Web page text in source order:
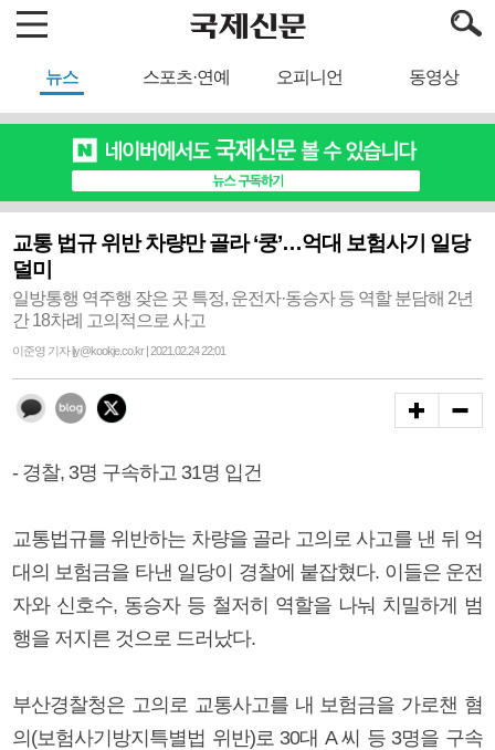
뉴스 스포츠·연예 오피니언 동영상
교통 법규 위반 차량만 골라 ‘쿵’…억대 보험사기 일당
덜미
일방통행 역주행 잦은 곳 특정, 운전자·동승자 등 역할 분담해 2년
간 18차례 고의적으로 사고
이준영 기자 ljy@kookje.co.kr | 2021.02.24 22:01
- 경찰, 3명 구속하고 31명 입건
교통법규를 위반하는 차량을 골라 고의로 사고를 낸 뒤 억
대의 보험금을 타낸 일당이 경찰에 붙잡혔다. 이들은 운전
자와 신호수, 동승자 등 철저히 역할을 나눠 치밀하게 범
행을 저지른 것으로 드러났다.
부산경찰청은 고의로 교통사고를 내 보험금을 가로챈 혐
의(보험사기방지특별법 위반)로 30대 A 씨 등 3명을 구속